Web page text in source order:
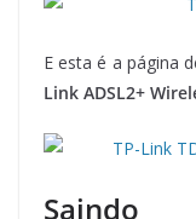
E esta é a página
Link ADSL2+